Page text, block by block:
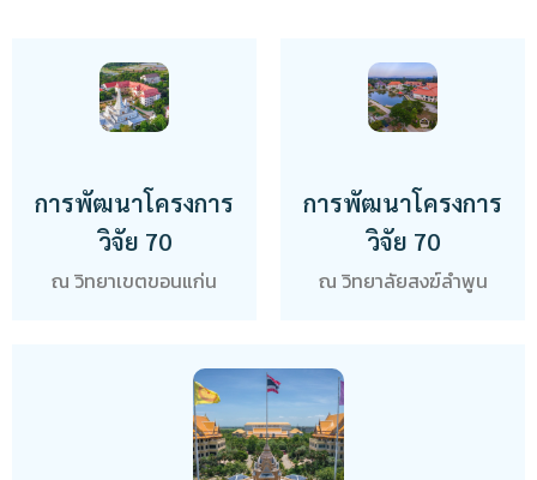
การพัฒนาโครงการ
วิจัย 70
ณ วิทยาเขตขอนแก่น
การพัฒนาโครงการ
วิจัย 70
ณ วิทยาลัยสงฆ์ลำพูน